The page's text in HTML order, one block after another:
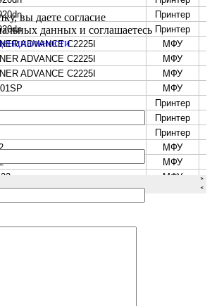
вы даете согласие
данных и соглашаетесь